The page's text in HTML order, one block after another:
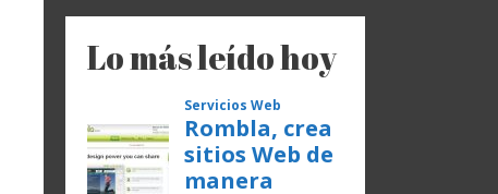
Lo más leído hoy